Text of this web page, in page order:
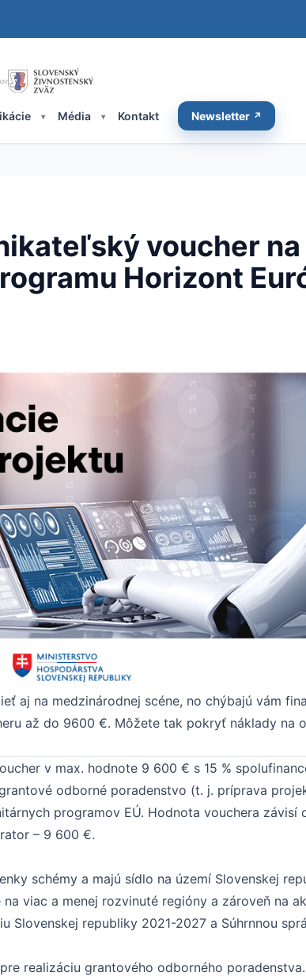
Média Kontakt Newsletter
voucher
Horizont
aj na medzinárodnej scéne, no chýbajú vám
až do 9600 €. Môžete tak pokryť náklady na
v max. hodnote 9 600 € s 15 %
odborné poradenstvo (t. j. príprava
programov EÚ. Hodnota vouchera závisí
– 9 600 €.
schémy a majú sídlo na území Slovenskej
viac a menej rozvinuté regióny a zároveň na
Slovenskej republiky 2021-2027 a Súhrnnou
realizáciu grantového odborného poradenstva.